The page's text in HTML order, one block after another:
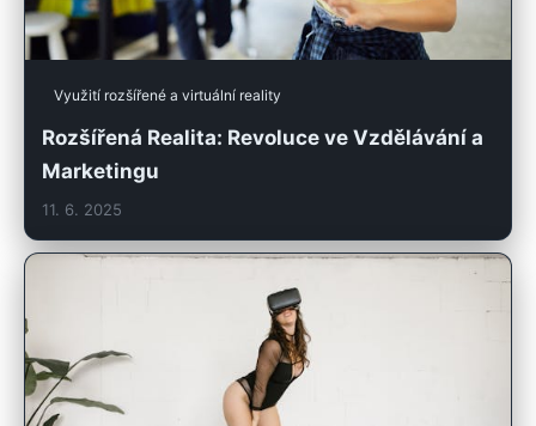
Využití rozšířené a virtuální reality
Rozšířená Realita: Revoluce ve Vzdělávání a
Marketingu
11. 6. 2025